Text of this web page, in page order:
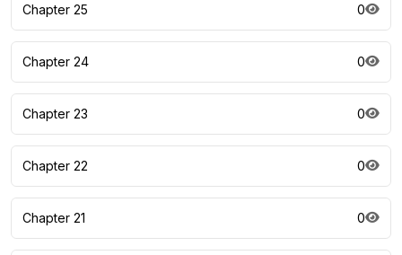
Chapter 25 0
Chapter 24 0
Chapter 23 0
Chapter 22 0
Chapter 21 0